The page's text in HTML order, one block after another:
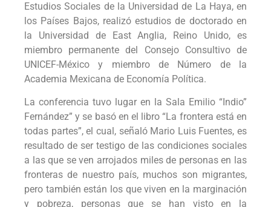
Estudios Sociales de la Universidad de La Haya, en
los Países Bajos, realizó estudios de doctorado en
la Universidad de East Anglia, Reino Unido, es
miembro permanente del Consejo Consultivo de
UNICEF-México y miembro de Número de la
Academia Mexicana de Economía Política.
La conferencia tuvo lugar en la Sala Emilio “Indio”
Fernández” y se basó en el libro “La frontera está en
todas partes”, el cual, señaló Mario Luis Fuentes, es
resultado de ser testigo de las condiciones sociales
a las que se ven arrojados miles de personas en las
fronteras de nuestro país, muchos son migrantes,
pero también están los que viven en la marginación
y pobreza, personas que se han visto en la